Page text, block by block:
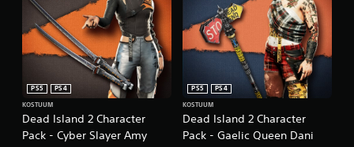
Dead Island 2 Character
Pack - Cyber Slayer Amy
PS5
PS4
KOSTUUM
Dead Island 2 Character
Pack - Gaelic Queen Dani
PS5
PS4
KOSTUUM